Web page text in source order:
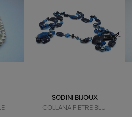
SODINI BIJOUX
COLLANA PIETRE BLU